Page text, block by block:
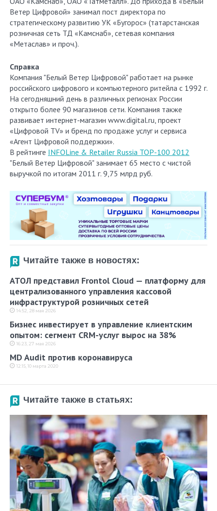
Ветер Цифровой» занимал пост директора по
стратегическому развитию УК «Бугорос» (татарстанская
розничная сеть ТД «Камснаб», сетевая компания
«Метаслав» и проч.).
Справка
Компания "Белый Ветер Цифровой" работает на рынке
российского цифрового и компьютерного ритейла с 1992 г.
На сегодняшний день в различных регионах России
открыто более 90 магазинов сети. Компания также
развивает интернет-магазин www.digital.ru, проект
«Цифровой TV» и бренд по продаже услуг и сервиса
«Агент Цифровой поддержки».
В рейтинге INFOLine & Retailer Russia TOP-100 2012
"Белый Ветер Цифровой" занимает 65 место с чистой
выручкой по итогам 2011 г. 9,75 млрд руб.
Читайте также в новостях:
АТОЛ представил Frontol Cloud — платформу для
централизованного управления кассовой
инфраструктурой розничных сетей
14:52, 28 мая 2026
Бизнес инвестирует в управление клиентским
опытом: сегмент CRM-услуг вырос на 38%
16:23, 27 мая 2026
MD Audit против коронавируса
12:15, 10 марта 2020
Читайте также в статьях: